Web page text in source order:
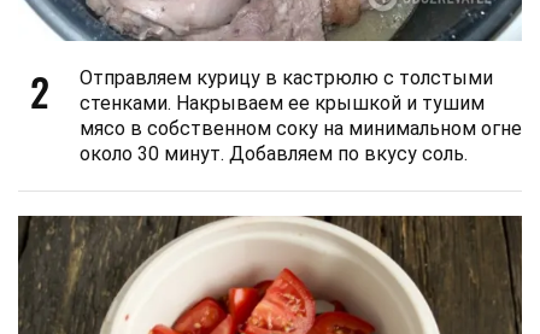
2
Отправляем курицу в кастрюлю с толстыми
стенками. Накрываем ее крышкой и тушим
мясо в собственном соку на минимальном огне
около 30 минут. Добавляем по вкусу соль.